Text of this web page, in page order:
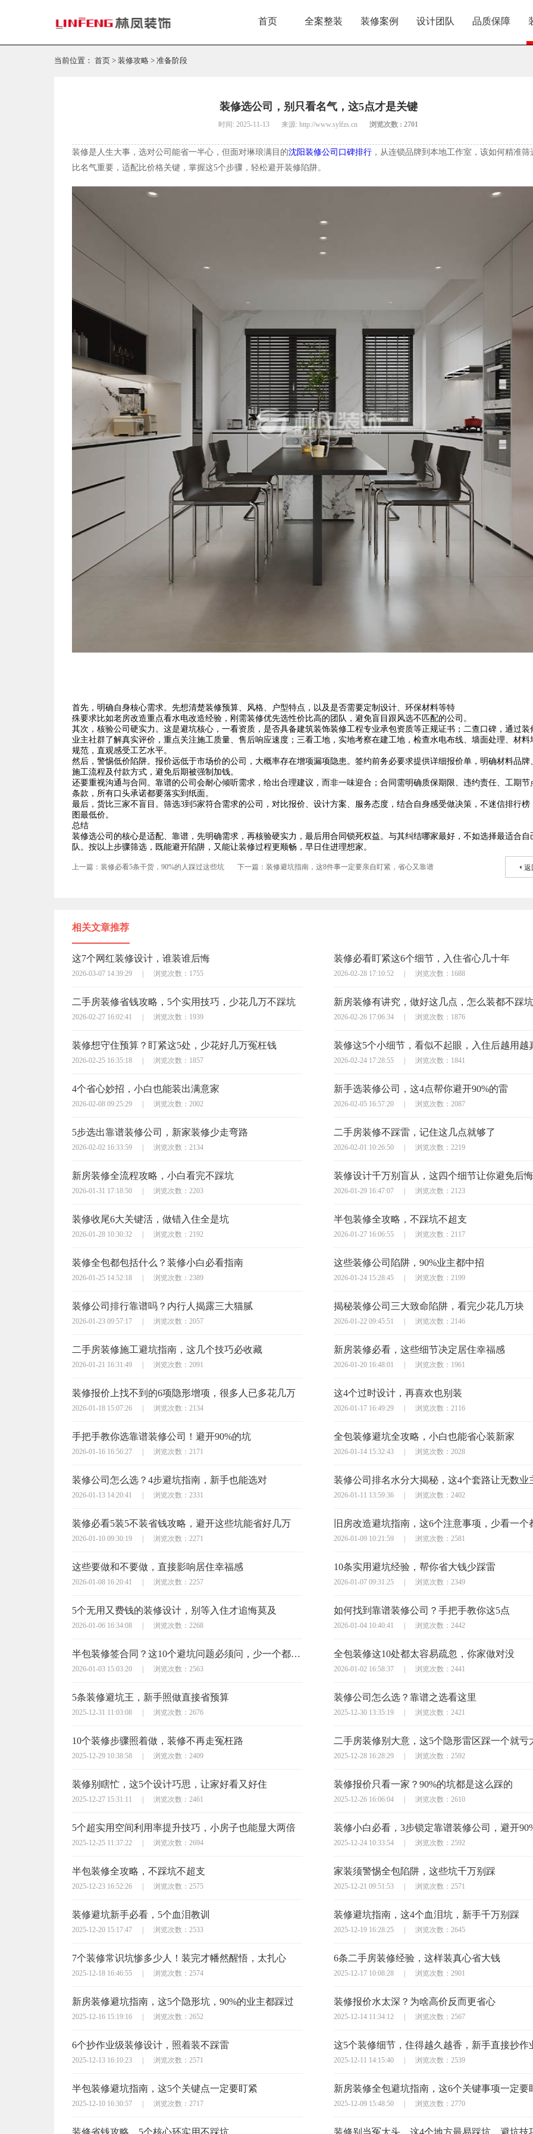
首页 全案整装 装修案例 设计团队 品质保障
当前位置： 首页 > 装修攻略 > 准备阶段
装修选公司，别只看名气，这5点才是关键
时间: 2025-11-13 来源: http://www.sylfzs.cn 浏览次数 : 2701
装修是人生大事，选对公司能省一半心，但面对琳琅满目的沈阳装修公司口碑排行 ，从连锁品牌到本地工作室，该如何精准筛
比名气重要，适配比价格关键，掌握这5个步骤，轻松避开装修陷阱。
首先，明确自身核心需求。先想清楚装修预算、风格、户型特点，以及是否需要定制设计、环保材料等特
殊要求比如老房改造重点看水电改造经验，刚需装修优先选性价比高的团队，避免盲目跟风选不匹配的公司。
其次，核验公司硬实力。这是避坑核心，一看资质，是否具备建筑装饰装修工程专业承包资质等正规证书；二查口碑，通过装
业主社群了解真实评价，重点关注施工质量、售后响应速度；三看工地，实地考察在建工地，检查水电布线、墙面处理、材料
规范，直观感受工艺水平。
然后，警惕低价陷阱。报价远低于市场价的公司，大概率存在增项漏项隐患。签约前务必要求提供详细报价单，明确材料品牌
施工流程及付款方式，避免后期被强制加钱。
还要重视沟通与合同。靠谱的公司会耐心倾听需求，给出合理建议，而非一味迎合；合同需明确质保期限、违约责任、工期节
条款，所有口头承诺都要落实到纸面。
最后，货比三家不盲目。筛选3到5家符合需求的公司，对比报价、设计方案、服务态度，结合自身感受做决策，不迷信排行榜
图最低价。
总结
装修选公司的核心是适配、靠谱，先明确需求，再核验硬实力，最后用合同锁死权益。与其纠结哪家最好，不如选择最适合自
队。按以上步骤筛选，既能避开陷阱，又能让装修过程更顺畅，早日住进理想家。
上一篇：装修必看5条干货，90%的人踩过这些坑 下一篇：装修避坑指南，这8件事一定要亲自盯紧，省心又靠谱 返
相关文章推荐
这7个网红装修设计，谁装谁后悔
2026-03-07 14:39:29 浏览次数：1755
装修必看盯紧这6个细节，入住省心几十年
2026-02-28 17:10:52 浏览次数：1688
二手房装修省钱攻略，5个实用技巧，少花几万不踩坑
2026-02-27 16:02:41 浏览次数：1939
新房装修有讲究，做好这几点，怎么装都不踩坑
2026-02-26 17:06:34 浏览次数：1876
装修想守住预算？盯紧这5处，少花好几万冤枉钱
2026-02-25 16:35:18 浏览次数：1857
装修这5个小细节，看似不起眼，入住后越用越
2026-02-24 17:28:55 浏览次数：1841
4个省心妙招，小白也能装出满意家
2026-02-08 09:25:29 浏览次数：2002
新手选装修公司，这4点帮你避开90%的雷
2026-02-05 16:57:20 浏览次数：2087
5步选出靠谱装修公司，新家装修少走弯路
2026-02-02 16:33:59 浏览次数：2134
二手房装修不踩雷，记住这几点就够了
2026-02-01 10:26:50 浏览次数：2219
新房装修全流程攻略，小白看完不踩坑
2026-01-31 17:18:50 浏览次数：2203
装修设计千万别盲从，这四个细节让你避免后悔
2026-01-29 16:47:07 浏览次数：2123
装修收尾6大关键活，做错入住全是坑
2026-01-28 10:30:32 浏览次数：2192
半包装修全攻略，不踩坑不超支
2026-01-27 16:06:55 浏览次数：2117
装修全包都包括什么？装修小白必看指南
2026-01-25 14:52:18 浏览次数：2389
这些装修公司陷阱，90%业主都中招
2026-01-24 15:28:45 浏览次数：2199
装修公司排行靠谱吗？内行人揭露三大猫腻
2026-01-23 09:57:17 浏览次数：2057
揭秘装修公司三大致命陷阱，看完少花几万块
2026-01-22 09:45:51 浏览次数：2146
二手房装修施工避坑指南，这几个技巧必收藏
2026-01-21 16:31:49 浏览次数：2091
新房装修必看，这些细节决定居住幸福感
2026-01-20 16:48:01 浏览次数：1961
装修报价上找不到的6项隐形增项，很多人已多花几万
2026-01-18 15:07:26 浏览次数：2134
这4个过时设计，再喜欢也别装
2026-01-17 16:49:29 浏览次数：2116
手把手教你选靠谱装修公司！避开90%的坑
2026-01-16 16:56:27 浏览次数：2171
全包装修避坑全攻略，小白也能省心装新家
2026-01-14 15:32:43 浏览次数：2028
装修公司怎么选？4步避坑指南，新手也能选对
2026-01-13 14:20:41 浏览次数：2331
装修公司排名水分大揭秘，这4个套路让无数业
2026-01-11 13:59:36 浏览次数：2402
装修必看5装5不装省钱攻略，避开这些坑能省好几万
2026-01-10 09:30:19 浏览次数：2271 2026-01-09 10:21:59 浏览次数：2581
这些要做和不要做，直接影响居住幸福感
2026-01-08 16:20:41 浏览次数：2257
10条实用避坑经验，帮你省大钱少踩雷
2026-01-07 09:31:25 浏览次数：2349
5个无用又费钱的装修设计，别等入住才追悔莫及
2026-01-06 16:34:08 浏览次数：2268
如何找到靠谱装修公司？手把手教你这5点
2026-01-04 10:40:41 浏览次数：2442
半包装修签合同？这10个避坑问题必须问，少一个都可能亏大
2026-01-03 15:03:20 浏览次数：2563
全包装修这10处都太容易疏忽，你家做对没
2026-01-02 16:58:37 浏览次数：2441
5条装修避坑王，新手照做直接省预算
2025-12-31 11:03:08 浏览次数：2676
装修公司怎么选？靠谱之选看这里
2025-12-30 13:35:19 浏览次数：2421
10个装修步骤照着做，装修不再走冤枉路
2025-12-29 10:38:58 浏览次数：2409
二手房装修别大意，这5个隐形雷区踩一个就亏
2025-12-28 16:28:29 浏览次数：2592
装修别瞎忙，这5个设计巧思，让家好看又好住
2025-12-27 15:31:11 浏览次数：2461
装修报价只看一家？90%的坑都是这么踩的
2025-12-26 16:06:04 浏览次数：2610
5个超实用空间利用率提升技巧，小房子也能显大两倍
2025-12-25 11:37:22 浏览次数：2694
装修小白必看，3步锁定靠谱装修公司，避开
2025-12-24 10:33:54 浏览次数：2592
半包装修全攻略，不踩坑不超支
2025-12-23 16:52:26 浏览次数：2575
家装须警惕全包陷阱，这些坑千万别踩
2025-12-21 09:51:53 浏览次数：2571
装修避坑新手必看，5个血泪教训
2025-12-20 15:17:47 浏览次数：2533
装修避坑指南，这4个血泪坑，新手千万别踩
2025-12-19 16:28:25 浏览次数：2645
7个装修常识坑惨多少人！装完才幡然醒悟，太扎心
2025-12-18 16:46:55 浏览次数：2574
6条二手房装修经验，这样装真心省大钱
2025-12-17 10:08:28 浏览次数：2901
新房装修避坑指南，这5个隐形坑，90%的业主都踩过
2025-12-16 15:19:16 浏览次数：2652
装修报价水太深？为啥高价反而更省心
2025-12-14 11:34:12 浏览次数：2567
6个抄作业级装修设计，照着装不踩雷
2025-12-13 16:10:23 浏览次数：2571
这5个装修细节，住得越久越香，新手直接抄作
2025-12-11 14:15:40 浏览次数：2539
半包装修避坑指南，这5个关键点一定要盯紧
2025-12-10 16:30:57 浏览次数：2717
新房装修全包避坑指南，这6个关键事项一定要
2025-12-09 15:48:50 浏览次数：2770